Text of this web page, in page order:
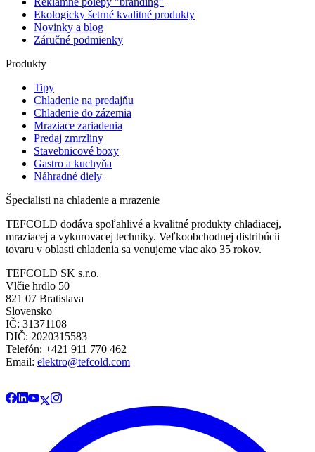
Ekologicky šetrné kvalitné produkty
Novinky a blog
Záručné podmienky
Produkty
Tipy
Chladenie na predajňu
Chladenie do zázemia
Mraziace zariadenia
Predaj zmrzliny
Stavebnicové boxy
Gastro a kuchyňa
Náhradné diely
Špecialisti na chladenie a mrazenie
TEFCOLD dodáva spoľahlivé a kvalitné produkty chladiacej,
mraziacej a vykurovacej techniky. Veľkoobchodnej distribúcii
tovaru v oblasti chladenia sa venujeme viac ako 35 rokov.
TEFCOLD SK s.r.o.
Vlčie hrdlo 50
821 07 Bratislava
Slovensko
IČ: 31371108
DIČ: 2020315583
Telefón: +421 911 770 462
Email: elektro@tefcold.com